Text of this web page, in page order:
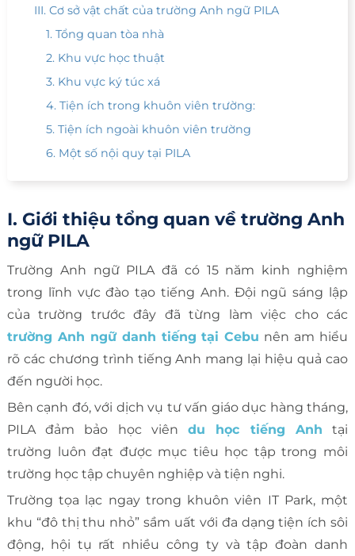
III. Cơ sở vật chất của trường Anh ngữ PILA
1. Tổng quan tòa nhà
2. Khu vực học thuật
3. Khu vực ký túc xá
4. Tiện ích trong khuôn viên trường:
5. Tiện ích ngoài khuôn viên trường
6. Một số nội quy tại PILA
I. Giới thiệu tổng quan về trường Anh
ngữ PILA
Trường Anh ngữ PILA đã có 15 năm kinh nghiệm
trong lĩnh vực đào tạo tiếng Anh. Đội ngũ sáng lập
của trường trước đây đã từng làm việc cho các
trường Anh ngữ danh tiếng tại Cebu nên am hiểu
rõ các chương trình tiếng Anh mang lại hiệu quả cao
đến người học.
Bên cạnh đó, với dịch vụ tư vấn giáo dục hàng tháng,
PILA đảm bảo học viêndu học tiếng Anh tại
trường luôn đạt được mục tiêu học tập trong môi
trường học tập chuyên nghiệp và tiện nghi.
Trường tọa lạc ngay trong khuôn viên IT Park, một
khu “đô thị thu nhỏ” sầm uất với đa dạng tiện ích sôi
động, hội tụ rất nhiều công ty và tập đoàn danh